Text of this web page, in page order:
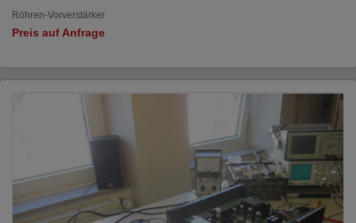
Röhren-Vorverstärker
Preis auf Anfrage